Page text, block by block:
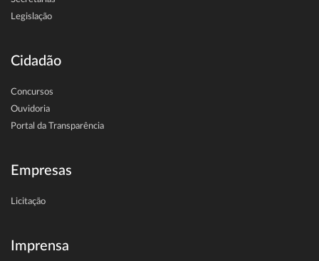
Legislação
Cidadão
Concursos
Ouvidoria
Portal da Transparência
Empresas
Licitação
Imprensa